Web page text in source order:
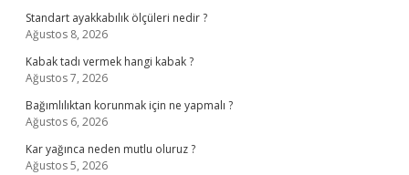
Standart ayakkabılık ölçüleri nedir ?
Ağustos 8, 2026
Kabak tadı vermek hangi kabak ?
Ağustos 7, 2026
Bağımlılıktan korunmak için ne yapmalı ?
Ağustos 6, 2026
Kar yağınca neden mutlu oluruz ?
Ağustos 5, 2026